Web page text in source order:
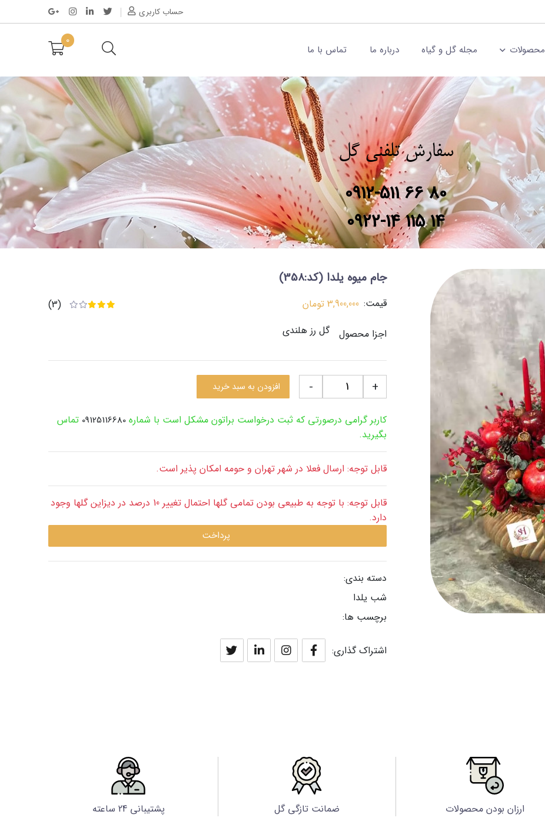
حساب کاربری
محصولات مجله گل و گیاه درباره ما تماس با ما
0
سفارش تلفنی گل
0912-511 66 80
0922-14 115 14
جام میوه یلدا (کد:358)
قیمت: 3,900,000 تومان (3)
اجزا محصول گل رز هلندی
+
- افزودن به سبد خرید
کاربر گرامی درصورتی که ثبت درخواست براتون مشکل است با شماره 09125116680 تماس
بگیرید.
قابل توجه: ارسال فعلا در شهر تهران و حومه امکان پذیر است.
قابل توجه: با توجه به طبیعی بودن تمامی گلها احتمال تغییر 10 درصد در دیزاین گلها وجود
دارد.
پرداخت
دسته بندی:
شب یلدا
برچسب ها:
اشتراک گذاری:
ارزان بودن محصولات ضمانت تازگی گل پشتیبانی 24 ساعته